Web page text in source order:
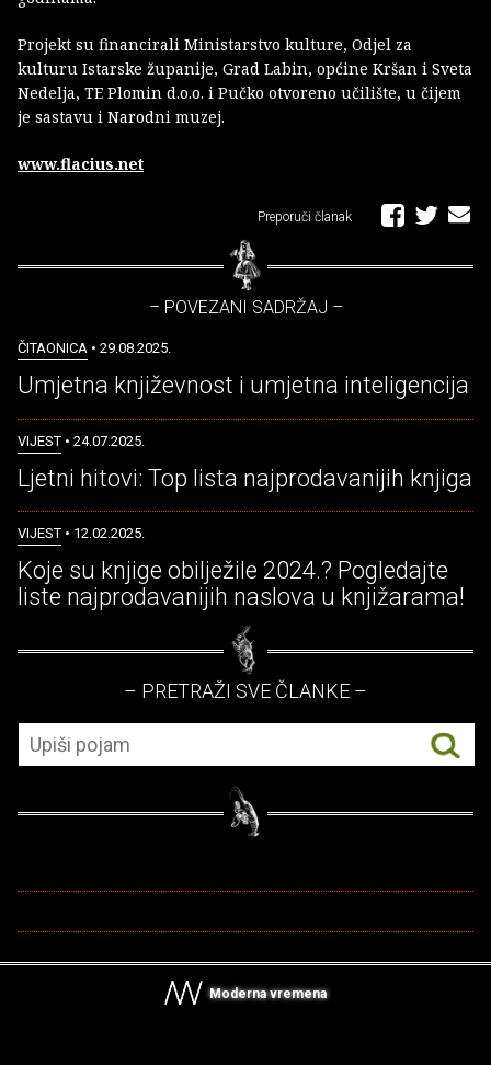
Projekt su financirali Ministarstvo kulture, Odjel za
kulturu Istarske županije, Grad Labin, općine Kršan i Sveta
Nedelja, TE Plomin d.o.o. i Pučko otvoreno učilište, u čijem
je sastavu i Narodni muzej.
www.flacius.net
Preporuči članak
– POVEZANI SADRŽAJ –
ČITAONICA • 29.08.2025.
Umjetna književnost i umjetna inteligencija
VIJEST • 24.07.2025.
Ljetni hitovi: Top lista najprodavanijih knjiga
VIJEST • 12.02.2025.
Koje su knjige obilježile 2024.? Pogledajte
liste najprodavanijih naslova u knjižarama!
– PRETRAŽI SVE ČLANKE –
Moderna vremena